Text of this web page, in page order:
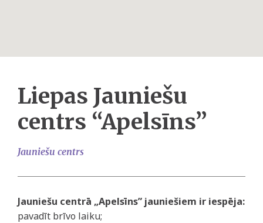
Liepas Jauniešu
centrs “Apelsīns”
Jauniešu centrs
Jauniešu centrā „Apelsīns” jauniešiem ir iespēja:
pavadīt brīvo laiku;